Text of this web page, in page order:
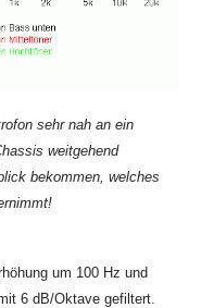
sehr nah an ein
weitgehend
bekommen, welches
um 100 Hz und
6 dB/Oktave gefiltert.